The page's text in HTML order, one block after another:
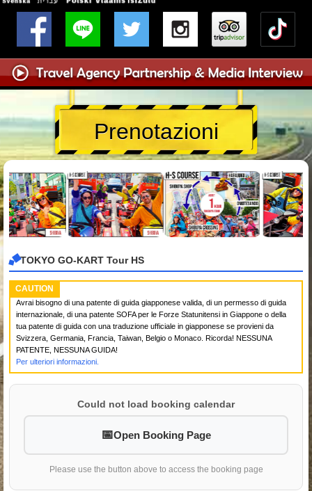
Prenotazioni
TOKYO GO-KART Tour HS
CAUTION
Avrai bisogno di una patente di guida giapponese valida, di un permesso di guida
internazionale, di una patente SOFA per le Forze Statunitensi in Giappone o della
tua patente di guida con una traduzione ufficiale in giapponese se provieni da
Svizzera, Germania, Francia, Taiwan, Belgio o Monaco. Ricorda! NESSUNA
PATENTE, NESSUNA GUIDA!
Per ulteriori informazioni.
Could not load booking calendar
Open Booking Page
Please use the button above to access the booking page